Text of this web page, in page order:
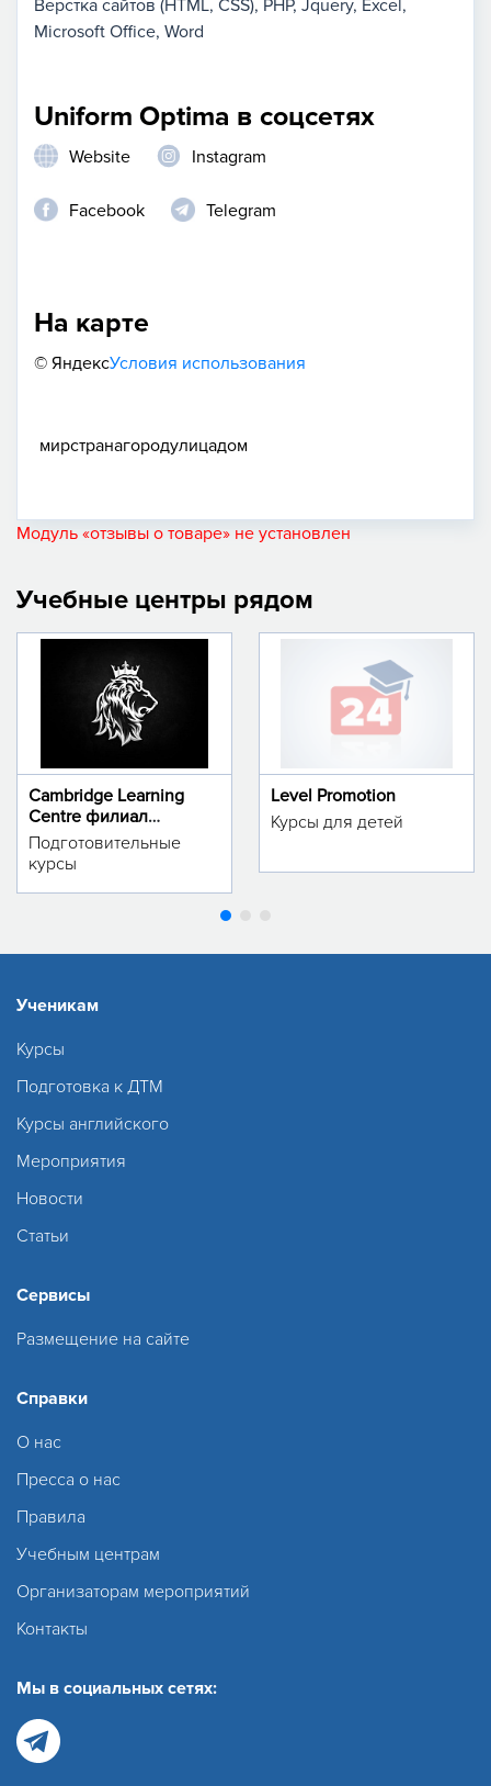
Верстка сайтов (HTML, CSS) PHP Jquery Excel
Microsoft Office Word
Uniform Optima в соцсетях
Website Instagram
Facebook Telegram
На карте
© ЯндексУсловия использования
мирстранагородулицадом
Модуль «отзывы о товаре» не установлен
Учебные центры рядом
Cambridge Learning
Centre филиал
м.Тинчлик
Подготовительные
курсы
Level Promotion
Курсы для детей
Ученикам
Курсы
Подготовка к ДТМ
Курсы английского
Мероприятия
Новости
Статьи
Сервисы
Размещение на сайте
Справки
О нас
Пресса о нас
Правила
Учебным центрам
Организаторам мероприятий
Контакты
Мы в социальных сетях: